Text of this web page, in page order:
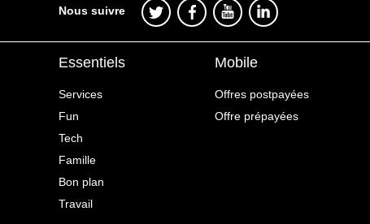
Nous suivre
Essentiels
Services
Fun
Tech
Famille
Bon plan
Travail
Mobile
Offres postpayées
Offre prépayées